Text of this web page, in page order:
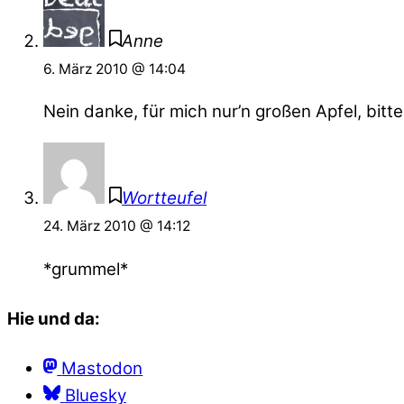
Anne
6. März 2010 @ 14:04
Nein danke, für mich nur’n großen Apfel,
Wortteufel
24. März 2010 @ 14:12
*grummel*
Hie und da:
Mastodon
Bluesky